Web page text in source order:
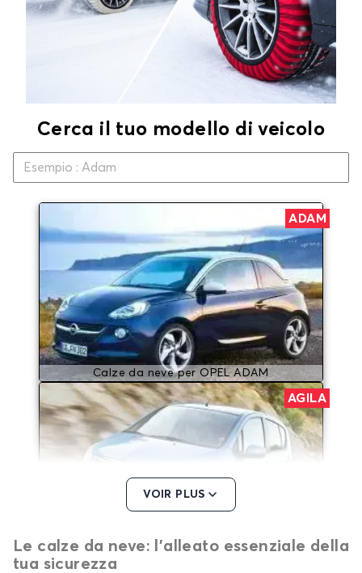
Cerca il tuo modello di veicolo
ADAM
Calze da neve per OPEL ADAM
AGILA
Calze da neve per OPEL AGILA
VOIR PLUS
Le calze da neve: l'alleato essenziale della
tua sicurezza